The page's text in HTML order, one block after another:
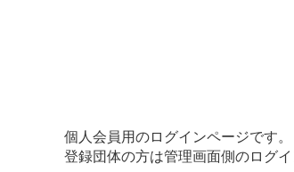
個人会員用のログインページです。
登録団体の方は管理画面側のログ